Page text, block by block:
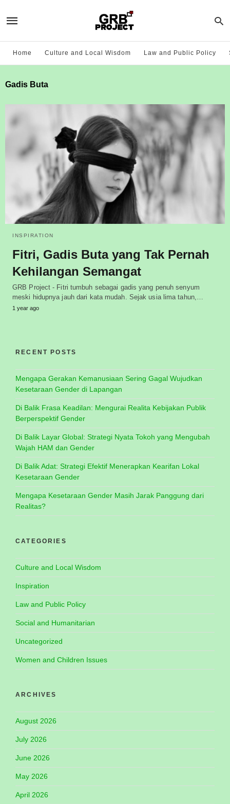
Home Culture and Local Wisdom Law and Public Policy
Gadis Buta
INSPIRATION
Fitri, Gadis Buta yang Tak Pernah
Kehilangan Semangat
GRB Project - Fitri tumbuh sebagai gadis yang penuh senyum
meski hidupnya jauh dari kata mudah. Sejak usia lima tahun,…
1 year ago
RECENT POSTS
Mengapa Gerakan Kemanusiaan Sering Gagal Wujudkan
Kesetaraan Gender di Lapangan
Di Balik Frasa Keadilan: Mengurai Realita Kebijakan Publik
Berperspektif Gender
Di Balik Layar Global: Strategi Nyata Tokoh yang Mengubah
Wajah HAM dan Gender
Di Balik Adat: Strategi Efektif Menerapkan Kearifan Lokal
Kesetaraan Gender
Mengapa Kesetaraan Gender Masih Jarak Panggung dari
Realitas?
CATEGORIES
Culture and Local Wisdom
Inspiration
Law and Public Policy
Social and Humanitarian
Uncategorized
Women and Children Issues
ARCHIVES
August 2026
July 2026
June 2026
May 2026
April 2026